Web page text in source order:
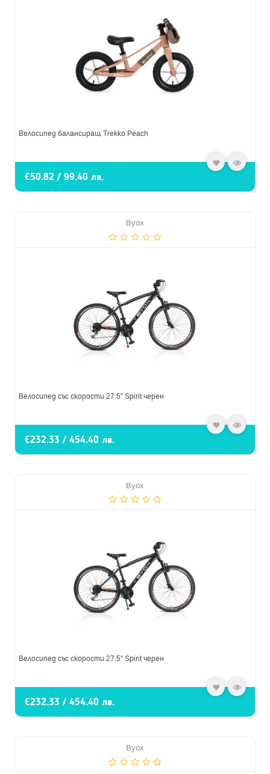
Велосипед балансиращ Trekko Peach
€50.82 / 99.40 лв.
Byox
Велосипед със скорости 27.5" Spirit черен
€232.33 / 454.40 лв.
Byox
Велосипед със скорости 27.5" Spirit черен
€232.33 / 454.40 лв.
Byox